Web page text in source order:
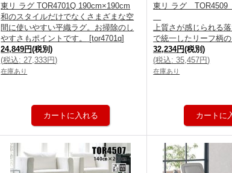
東リ ラグ TOR4701Q 190cm×190cm
和のスタイルだけでなくさまざまな空
間に使いやすい平織ラグ。お掃除のし
やすさもポイントです。
[tor4701q]
24,849円(税別)
(税込: 27,333円)
在庫あり
東リ ラグ
上質さが感じられる
で統一したリーフ柄の
32,234円(税別)
(税込: 35,457円)
在庫あり